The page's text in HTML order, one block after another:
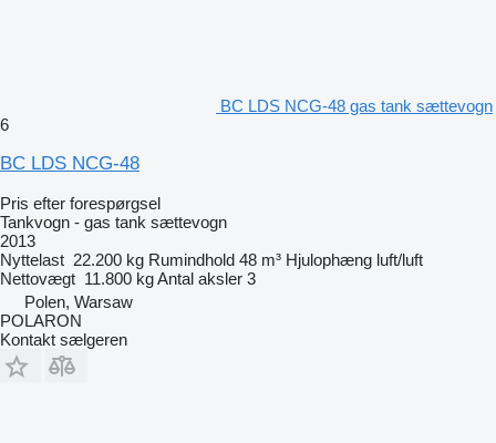
BC LDS NCG-48 gas tank sættevogn
6
BC LDS NCG-48
Pris efter forespørgsel
Tankvogn - gas tank sættevogn
2013
Nyttelast 22.200 kg Rumindhold 48 m³ Hjulophæng luft/luft
Nettovægt 11.800 kgAntal aksler 3
Polen, Warsaw
POLARON
Kontakt sælgeren